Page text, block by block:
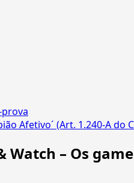
Afetivo´ (Art. 1.240-A do
Watch – Os